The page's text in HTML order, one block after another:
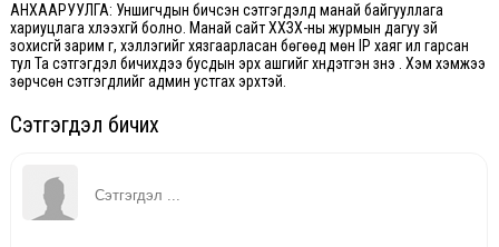
АНХААРУУЛГА: Уншигчдын бичсэн сэтгэгдэлд манай байгууллага
хариуцлага хүлээхгүй болно. Манай сайт ХХЗХ-ны журмын дагуу зүй
зохисгүй зарим үг, хэллэгийг хязгаарласан бөгөөд мөн IP хаяг ил гарсан
тул Та сэтгэгдэл бичихдээ бусдын эрх ашгийг хүндэтгэн үзнэ үү. Хэм хэмжээ
зөрчсөн сэтгэгдлийг админ устгах эрхтэй.
Сэтгэгдэл бичих